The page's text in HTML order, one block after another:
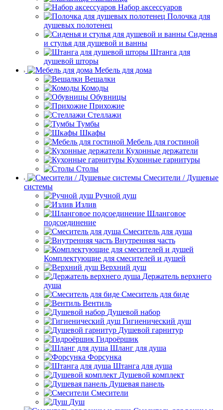
Набор аксессуаров
Полочка для
душевых полотенец
Сиденья
и стулья для душевой и ванны
Штанга для
душевой шторы
Мебель для дома
Вешалки
Комоды
Обувницы
Прихожие
Стеллажи
Тумбы
Шкафы
Мебель для гостиной
Кухонные держатели
Кухонные гарнитуры
Столы
Смесители / Душевые
системы
Ручной душ
Излив
Шланговое
подсоединение
Смеситель для душа
Внутренняя часть
Комплектующие для смесителей и душей
Верхний душ
Держатель верхнего
душа
Смеситель для биде
Вентиль
Душевой набор
Гигиенический душ
Душевой гарнитур
Гидроёршик
Шланг для душа
Форсунка
Штанга для душа
Душевой комплект
Душевая панель
Смесители
Душ